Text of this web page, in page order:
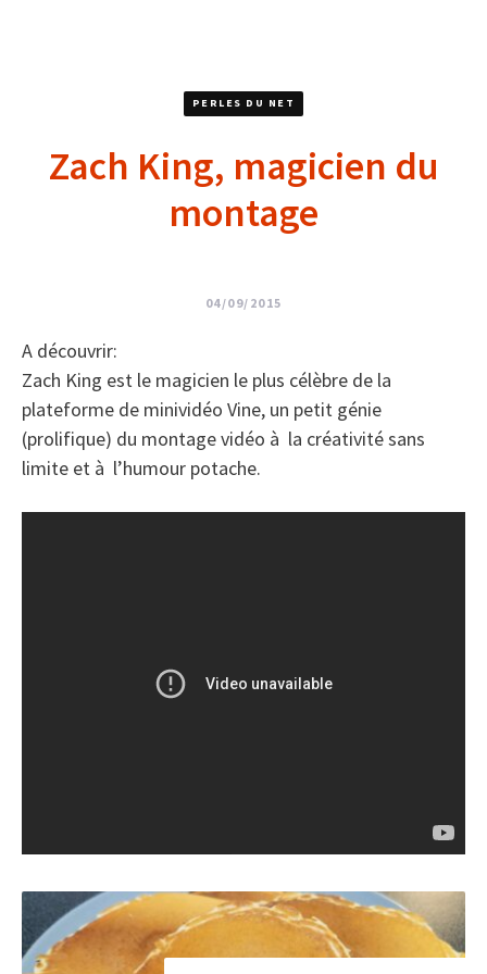
PERLES DU NET
Zach King, magicien du
montage
04/09/2015
A découvrir:
Zach King est le magicien le plus célèbre de la
plateforme de minividéo Vine, un petit génie
(prolifique) du montage vidéo à la créativité sans
limite et à l’humour potache.